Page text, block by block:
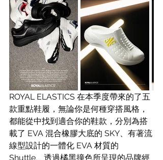
ROYAL ELASTICS 在本季度帶來的了五
款重點鞋履，無論你是何種穿搭風格，
都能從中找到適合你的鞋款，分別為搭
載了 EVA 混合橡膠大底的 SKY、有著流
線型設計的一體化 EVA 材質的
Shuttle、透過橘黑撞色所呈現的品牌經